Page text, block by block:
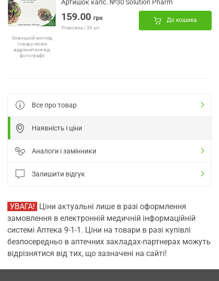
Зовнішній вигляд
товару може
відрізнятися від
фотографії
Артишок капс. №30 Solution Pharm
159.00 грн
Упаковка / 30 шт.
До кошика
Все про товар
Наявність і ціни
Аналоги і замінники
Залишити відгук
УВАГА! Ціни актуальні лише в разі оформлення
замовлення в електронній медичній інформаційній
системі Аптека 9-1-1. Ціни на товари в разі купівлі
безпосередньо в аптечних закладах-партнерах можуть
відрізнятися від тих, що зазначені на сайті!